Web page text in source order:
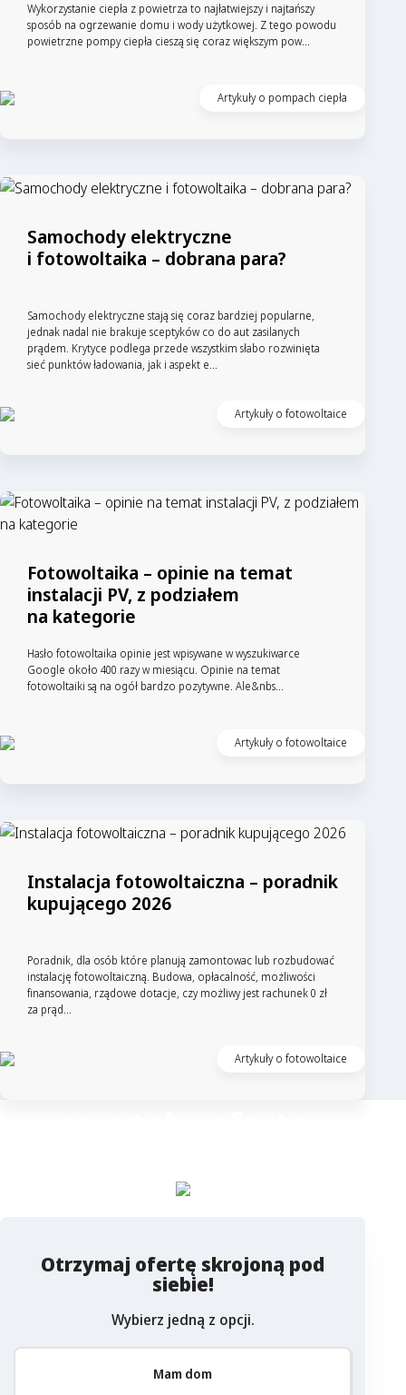
Wykorzystanie ciepła z powietrza to najłatwiejszy i najtańszy
sposób na ogrzewanie domu i wody użytkowej. Z tego powodu
powietrzne pompy ciepła cieszą się coraz większym pow...
Artykuły o pompach ciepła
Samochody elektryczne
i fotowoltaika – dobrana para?
Samochody elektryczne stają się coraz bardziej popularne,
jednak nadal nie brakuje sceptyków co do aut zasilanych
prądem. Krytyce podlega przede wszystkim słabo rozwinięta
sieć punktów ładowania, jak i aspekt e...
Artykuły o fotowoltaice
Fotowoltaika – opinie na temat
instalacji PV, z podziałem
na kategorie
Hasło fotowoltaika opinie jest wpisywane w wyszukiwarce
Google około 400 razy w miesiącu. Opinie na temat
fotowoltaiki są na ogół bardzo pozytywne. Ale&nbs...
Artykuły o fotowoltaice
Instalacja fotowoltaiczna – poradnik
kupującego 2026
Poradnik, dla osób które planują zamontowac lub rozbudować
instalację fotowoltaiczną. Budowa, opłacalność, możliwości
finansowania, rządowe dotacje, czy możliwy jest rachunek 0 zł
za prąd...
Artykuły o fotowoltaice
Otrzymaj ofertę skrojoną pod
siebie!
Wybierz jedną z opcji.
Mam dom